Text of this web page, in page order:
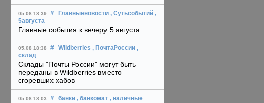
05.08 18:39 # Главныеновости , Сутьсобытий ,
5августа
Главные события к вечеру 5 августа
05.08 18:38 # Wildberries , ПочтаРоссии ,
склад
Склады "Почты России" могут быть
переданы в Wildberries вместо
сгоревших хабов
05.08 18:03 # банки , банкомат , наличные